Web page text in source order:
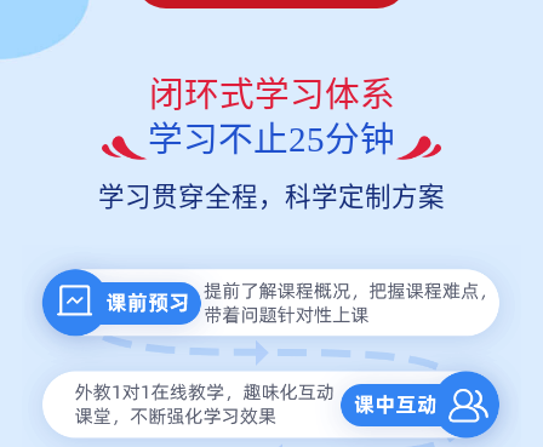
闭环式学习体系
学习不止25分钟
学习贯穿全程，科学定制方案